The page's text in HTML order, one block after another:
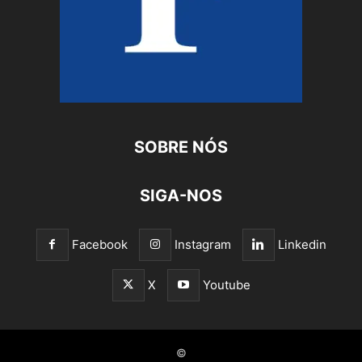
SOBRE NÓS
SIGA-NOS
Facebook Instagram Linkedin
X Youtube
©